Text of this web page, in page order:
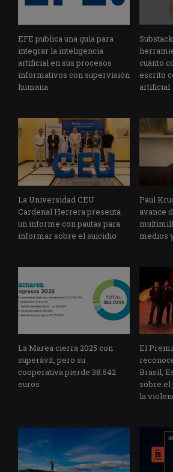
EFE publica una guía para
integrar la inteligencia
artificial en sus procesos
informativos con supervisión
humana
cuánto
escrito
artificial
La Universidad CEU
Cardenal Herrera presenta
un informe con pautas para
informar sobre el suicidio
Paul
avance
medios
La Marea cierra 2025 con
superávit, pero su
cooperativa pierde 38.542
euros
El
Brasil,
sobre el
la